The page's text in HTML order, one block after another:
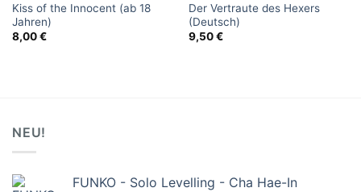
Kiss of the Innocent (ab 18
Jahren)
8,00€
Der Vertraute des Hexers
(Deutsch)
9,50€
NEU!
FUNKO - Solo Levelling - Cha Hae-In